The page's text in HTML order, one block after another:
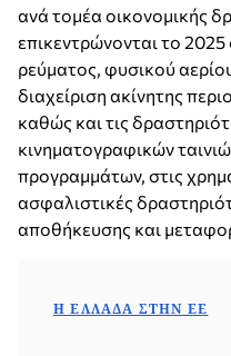
ανά τομέα οικονομικής
επικεντρώνονται το
ρεύματος, φυσικού
διαχείριση ακίνητης
καθώς και τις
κινηματογραφικών
προγραμμάτων, στις
ασφαλιστικές
αποθήκευσης και
Η ΕΛΛΆΔΑ ΣΤΗΝ ΕΕ